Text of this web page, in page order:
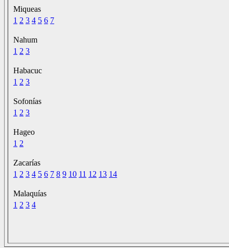
Miqueas
1 2 3 4 5 6 7
Nahum
1 2 3
Habacuc
1 2 3
Sofonías
1 2 3
Hageo
1 2
Zacarías
1 2 3 4 5 6 7 8 9 10 11 12 13 14
Malaquías
1 2 3 4